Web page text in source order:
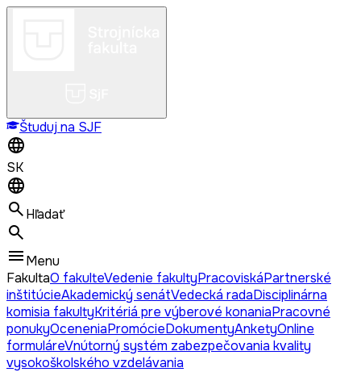
Študuj na SJF
SK
Hľadať
Menu
FakultaO fakulteVedenie fakultyPracoviskáPartnerské
inštitúcieAkademický senátVedecká radaDisciplinárna
komisia fakultyKritériá pre výberové konaniaPracovné
ponukyOceneniaPromócieDokumentyAnketyOnline
formuláreVnútorný systém zabezpečovania kvality
vysokoškolského vzdelávania